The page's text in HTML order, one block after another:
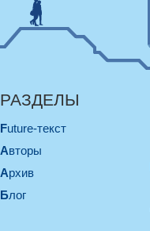
РАЗДЕЛЫ
Future-текст
Авторы
Архив
Блог